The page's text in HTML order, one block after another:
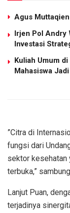
Agus
Irjen Pol Andry
Investasi
Kuliah Umum
Mahasiswa
”Citra di
fungsi dari
sektor kesehatan
terbuka,”
Lanjut Puan,
terjadinya